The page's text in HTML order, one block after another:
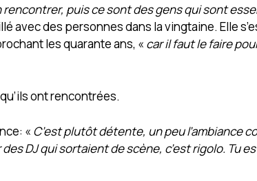
rencontrer, puis ce sont des gens qui sont
avec des personnes dans la vingtaine. Elle
les quarante ans, « car il faut le faire
ont rencontrées.
« C’est plutôt détente, un peu l’ambiance
DJ qui sortaient de scène, c’est rigolo. Tu